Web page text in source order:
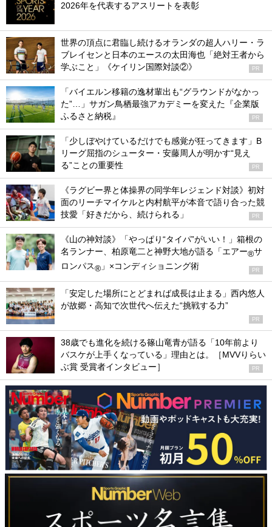
2026年を代表するアスリートを表彰
世界の頂点に君臨し続けるオランダの超人ハリー・ラ
ブレイセンと日本のエースの太田海也「絶対王者から
学ぶこと」《ケイリン国際対談②》
PR
「バイエルン移籍の逸材輩出も“グラウンドがなかっ
た”…」サガン鳥栖最強アカデミーを変えた『企業版
ふるさと納税』
PR
「少しぼやけているだけでも感覚が狂ってきます」B
リーグ屈指のシューター・安藤周人が明かす“見え
る”ことの重要性
PR
《ラグビー界と体操界の同学年レジェンド対談》初対
面のリーチマイケルと内村航平が本音で語り合った競
技愛「好きだから、続けられる」
PR
《山の神対談》「やっぱり“タイパ”がいい！」箱根の
名ランナー、柏原竜二と神野大地が語る「エアー®サ
ロンパス® 」×コンディショニング術 PR
「安定した場所にとどまれば成長は止まる」西内悠人
が故郷・高知で次世代へ伝えた“挑戦する力”
PR
38歳でも進化を続ける篠山竜青が語る「10年前より
バスケが上手くなっている」理由とは。［MVVりらい
ぶ賞 受賞者インタビュー］
PR